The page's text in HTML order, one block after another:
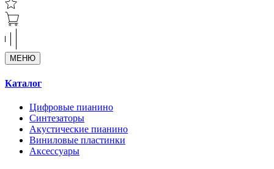
МЕНЮ
Каталог
Цифровые пианино
Синтезаторы
Акустические пианино
Виниловые пластинки
Аксессуары